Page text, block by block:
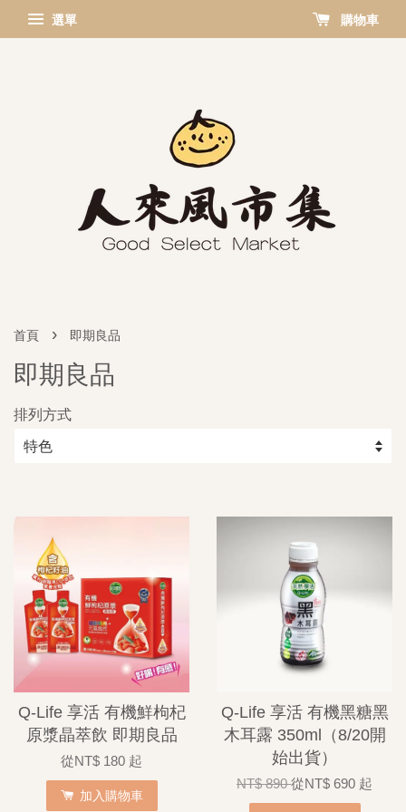
選單 購物車
首頁 › 即期良品
即期良品
排列方式
Q-Life 享活 有機鮮枸杞
原漿晶萃飲 即期良品
從NT$ 180 起
加入購物車
Q-Life 享活 有機黑糖黑
木耳露 350ml（8/20開
始出貨）
NT$ 890從NT$ 690 起